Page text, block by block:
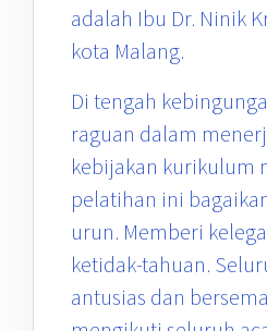
adalah Ibu Dr. Ninik
kota Malang.
Di tengah
raguan dalam
kebijakan kurikulum
pelatihan ini
urun. Memberi
ketidak-tahuan.
antusias dan